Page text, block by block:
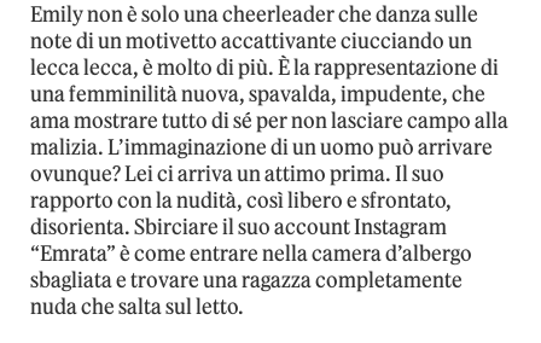
Emily non è solo una cheerleader che danza sulle
note di un motivetto accattivante ciucciando un
lecca lecca, è molto di più. È la rappresentazione di
una femminilità nuova, spavalda, impudente, che
ama mostrare tutto di sé per non lasciare campo alla
malizia. L’immaginazione di un uomo può arrivare
ovunque? Lei ci arriva un attimo prima. Il suo
rapporto con la nudità, così libero e sfrontato,
disorienta. Sbirciare il suo account Instagram
“Emrata” è come entrare nella camera d’albergo
sbagliata e trovare una ragazza completamente
nuda che salta sul letto.